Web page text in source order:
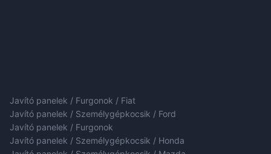
Javító panelek / Furgonok / Fiat
Javító panelek / Személygépkocsik / Ford
Javító panelek / Furgonok
Javító panelek / Személygépkocsik / Honda